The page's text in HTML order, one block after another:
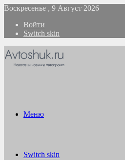
Воскресенье , 9 Август 2026
Войти
Switch skin
Меню
Switch skin